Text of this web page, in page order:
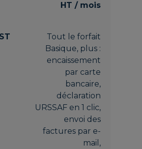
HT / mois
Tout le forfait
Basique, plus :
encaissement
par carte
bancaire,
déclaration
URSSAF en 1 clic,
envoi des
factures par e-
mail,